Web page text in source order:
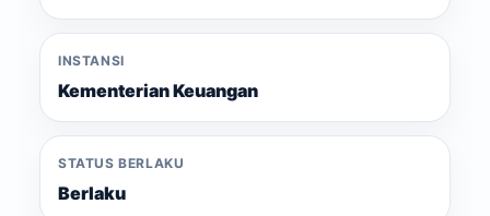
INSTANSI
Kementerian Keuangan
STATUS BERLAKU
Berlaku